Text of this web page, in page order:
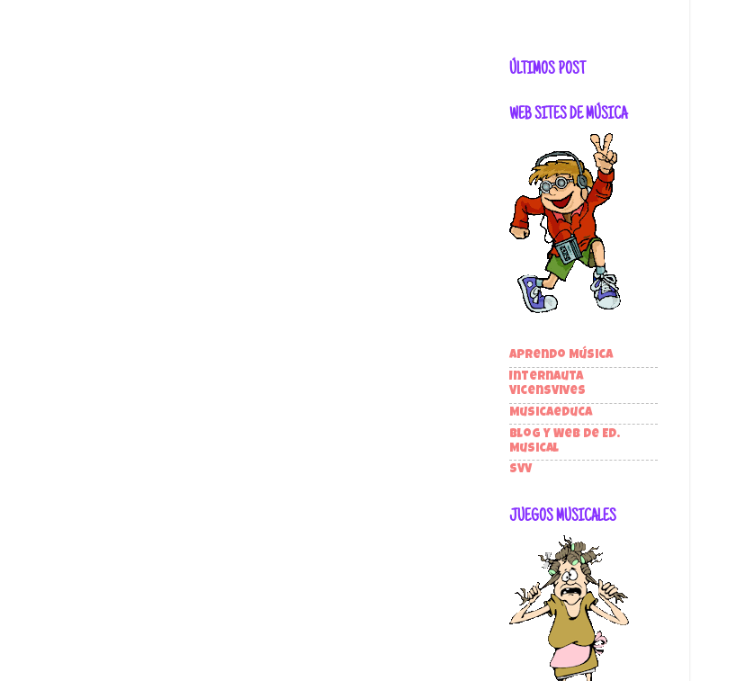
ÚLTIMOS POST
WEB SITES DE MÚSICA
Aprendo Música
Internauta
VicensVives
Musicaeduca
Blog y Web de Ed.
Musical
SVV
JUEGOS MUSICALES